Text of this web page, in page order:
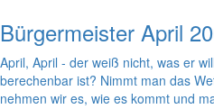
Bürgermeister April
April, April - der weiß nicht, was er
berechenbar ist? Nimmt man das
nehmen wir es, wie es kommt und